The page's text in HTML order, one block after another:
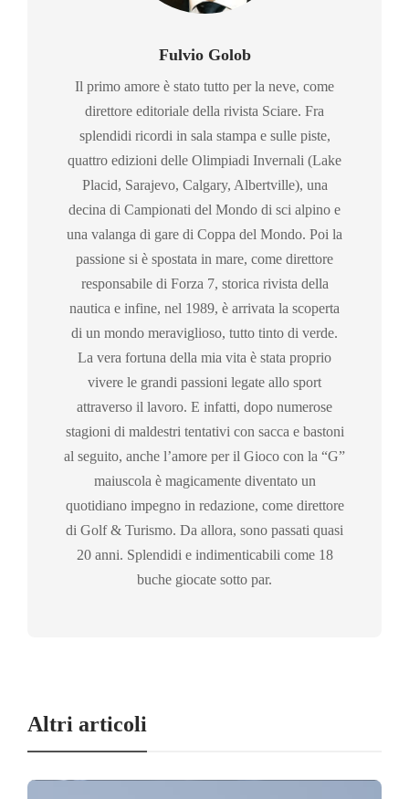
Fulvio Golob
Il primo amore è stato tutto per la neve, come
direttore editoriale della rivista Sciare. Fra
splendidi ricordi in sala stampa e sulle piste,
quattro edizioni delle Olimpiadi Invernali (Lake
Placid, Sarajevo, Calgary, Albertville), una
decina di Campionati del Mondo di sci alpino e
una valanga di gare di Coppa del Mondo. Poi la
passione si è spostata in mare, come direttore
responsabile di Forza 7, storica rivista della
nautica e infine, nel 1989, è arrivata la scoperta
di un mondo meraviglioso, tutto tinto di verde.
La vera fortuna della mia vita è stata proprio
vivere le grandi passioni legate allo sport
attraverso il lavoro. E infatti, dopo numerose
stagioni di maldestri tentativi con sacca e bastoni
al seguito, anche l’amore per il Gioco con la “G”
maiuscola è magicamente diventato un
quotidiano impegno in redazione, come direttore
di Golf & Turismo. Da allora, sono passati quasi
20 anni. Splendidi e indimenticabili come 18
buche giocate sotto par.
Altri articoli